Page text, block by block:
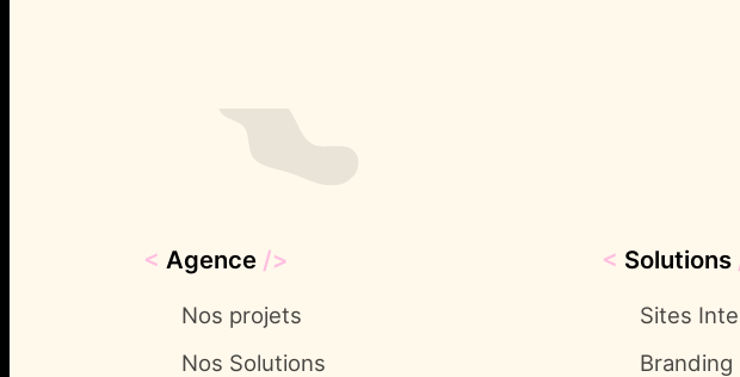
< Agence />
Nos projets
Nos Solutions
< Solutions
Sites
Branding